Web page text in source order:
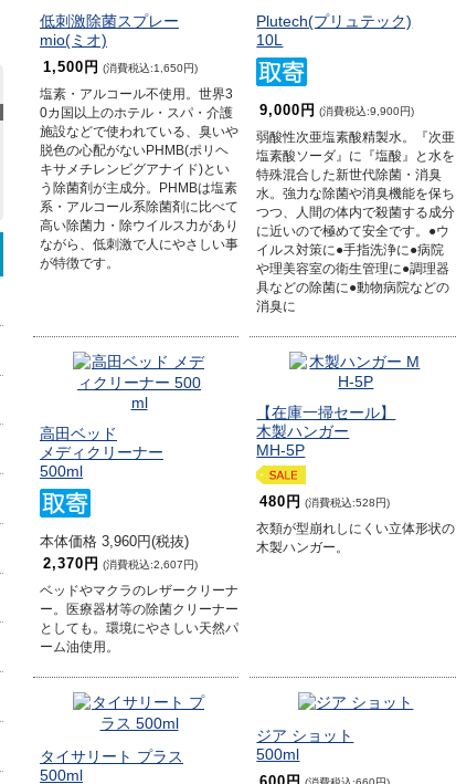
低刺激除菌スプレー
mio(ミオ)
1,500円 (消費税込:1,650円)
塩素・アルコール不使用。世界3
0カ国以上のホテル・スパ・介護
施設などで使われている、臭いや
脱色の心配がないPHMB(ポリヘ
キサメチレンビグアナイド)とい
う除菌剤が主成分。PHMBは塩素
系・アルコール系除菌剤に比べて
高い除菌力・除ウイルス力があり
ながら、低刺激で人にやさしい事
が特徴です。
Plutech(プリュテック)
10L
9,000円 (消費税込:9,900円)
弱酸性次亜塩素酸精製水。『次亜
塩素酸ソーダ』に『塩酸』と水を
特殊混合した新世代除菌・消臭
水。強力な除菌や消臭機能を保ち
つつ、人間の体内で殺菌する成分
に近いので極めて安全です。●ウ
イルス対策に●手指洗浄に●病院
や理美容室の衛生管理に●調理器
具などの除菌に●動物病院などの
消臭に
高田ベッド
メディクリーナー
500ml
本体価格 3,960円(税抜)
2,370円 (消費税込:2,607円)
ベッドやマクラのレザークリーナ
ー。医療器材等の除菌クリーナー
としても。環境にやさしい天然パ
ーム油使用。
【在庫一掃セール】
木製ハンガー
MH-5P
480円 (消費税込:528円)
衣類が型崩れしにくい立体形状の
木製ハンガー。
タイサリート プラス
500ml
ジア ショット
500ml